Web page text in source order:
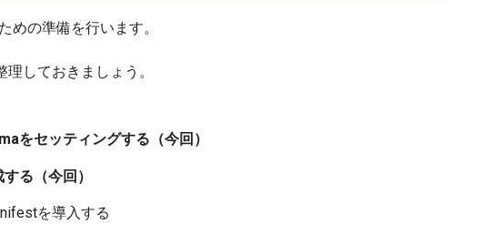
めの準備を行います。
しておきましょう。
をセッティングする（今回）
る（今回）
を導入する